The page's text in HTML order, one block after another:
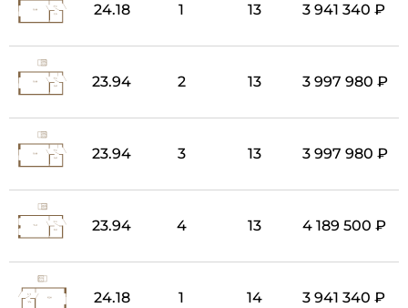
24.18 1 13 3 941 340 ₽
23.94 2 13 3 997 980 ₽
23.94 3 13 3 997 980 ₽
23.94 4 13 4 189 500 ₽
24.18 1 14 3 941 340 ₽